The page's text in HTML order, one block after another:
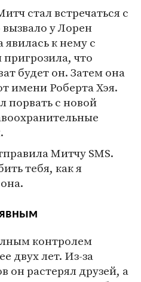
стал встречаться с
у Лорен
к нему с
что
будет он. Затем она
имени Роберта Хэя.
порвать с новой
Митчу SMS.
тебя, как я
контролем
двух лет. Из-за
он растерял друзей, а